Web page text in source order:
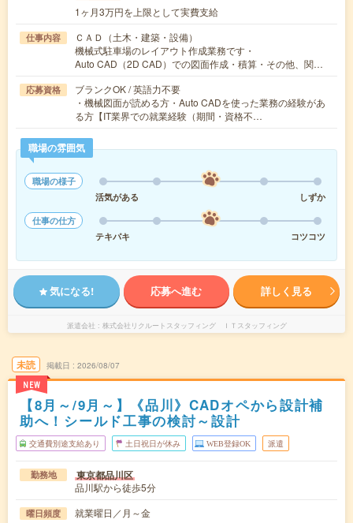
1ヶ月3万円を上限として実費支給
仕事内容
ＣＡＤ（土木・建築・設備）
機械式駐車場のレイアウト作成業務です・
Auto CAD（2D CAD）での図面作成・積算・その他、関…
応募資格
ブランクOK / 英語力不要
・機械図面が読める方・Auto CADを使った業務の経験があ
る方【IT業界での就業経験（期間・資格不…
職場の雰囲気
職場の様子
活気がある
しずか
仕事の仕方
テキパキ
コツコツ
気になる! 応募へ進む 詳しく見る
派遣会社 株式会社リクルートスタッフィング ＩＴスタッフィング
未読
NEW
掲載日 2026/08/07
【8月～/9月～】《品川》CADオペから設計補
助へ！シールド工事の検討～設計
交通費別途支給あり 土日祝日が休み WEB登録OK 派遣
勤務地 東京都品川区
品川駅から徒歩5分
曜日頻度 就業曜日／月～金